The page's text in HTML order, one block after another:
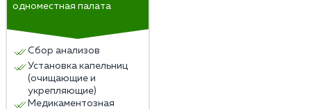
одноместная палата
Сбор анализов
Установка капельниц
(очищающие и
укрепляющие)
Медикаментозная